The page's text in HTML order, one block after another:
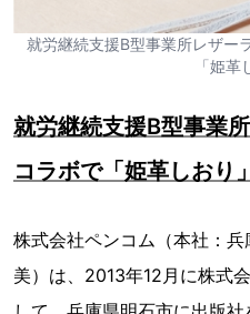
就労継続支援B型事業所レザー
「姫革
就労継続支援B型事業
コラボで「姫革しおり
株式会社ペンコム（本社：
美）は、2013年12月に株式